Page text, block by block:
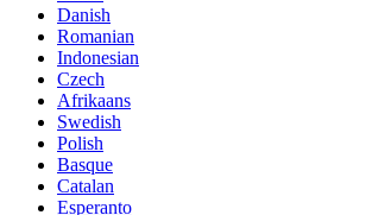
Danish
Romanian
Indonesian
Czech
Afrikaans
Swedish
Polish
Basque
Catalan
Esperanto